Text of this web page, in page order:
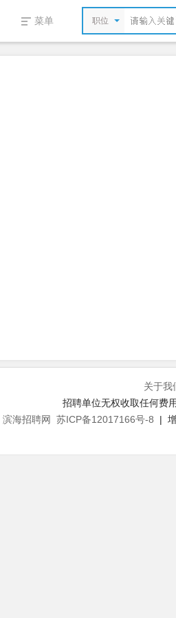
菜单 职位
关于我
招聘单位无权收取任何费
滨海招聘网 苏ICP备12017166号-8 |